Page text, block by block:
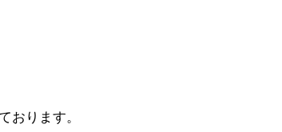
おります。